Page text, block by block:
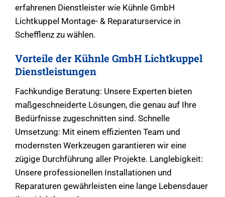
erfahrenen Dienstleister wie Kühnle GmbH
Lichtkuppel Montage- & Reparaturservice in
Schefflenz zu wählen.
Vorteile der Kühnle GmbH Lichtkuppel
Dienstleistungen
Fachkundige Beratung: Unsere Experten bieten
maßgeschneiderte Lösungen, die genau auf Ihre
Bedürfnisse zugeschnitten sind. Schnelle
Umsetzung: Mit einem effizienten Team und
modernsten Werkzeugen garantieren wir eine
zügige Durchführung aller Projekte. Langlebigkeit:
Unsere professionellen Installationen und
Reparaturen gewährleisten eine lange Lebensdauer